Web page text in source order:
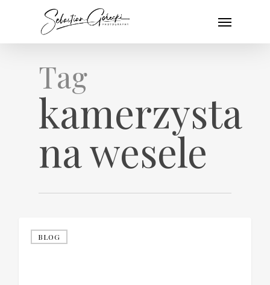
Menu
Tag
kamerzysta
na wesele
BLOG